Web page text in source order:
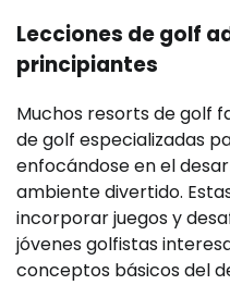
Lecciones de golf
principiantes
Muchos resorts de golf
de golf especializadas
enfocándose en el
ambiente divertido.
incorporar juegos y
jóvenes golfistas
conceptos básicos del